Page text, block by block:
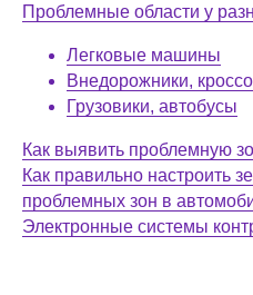
Проблемные области у
Легковые машины
Внедорожники,
Грузовики, автобусы
Как выявить проблемную
Как правильно настроить
проблемных зон в
Электронные системы